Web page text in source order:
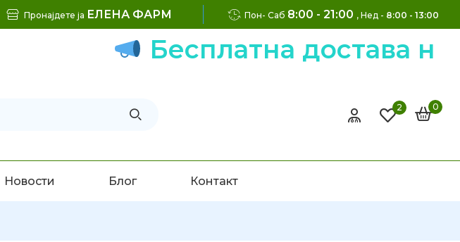
Пронајдете ја ЕЛЕНА ФАРМ Пон- Саб 8:00 - 21:00 , Нед - 8:00 - 13:00
Бесплатна достава
2 0
Новости Блог Контакт